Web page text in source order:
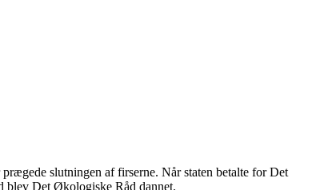
slutningen af firserne. Når staten betalte for Det
blev Det Økologiske Råd dannet.